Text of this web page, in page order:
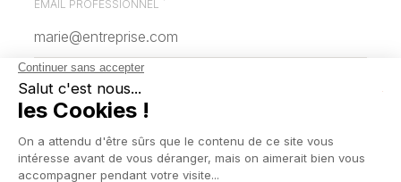
EMAIL PROFESSIONNEL
VOTRE MESSAGE